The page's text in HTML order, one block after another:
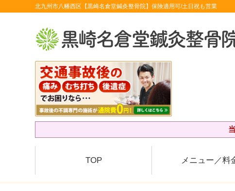
北九州市八幡西区【黒崎名倉堂鍼灸整骨院】保険適用可/土日祝も営業
TOP メニュー／料